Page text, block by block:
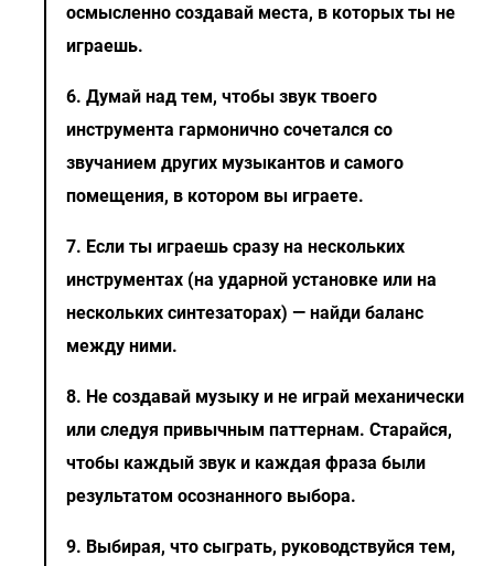
осмысленно создавай места, в которых ты не
играешь.
6. Думай над тем, чтобы звук твоего
инструмента гармонично сочетался со
звучанием других музыкантов и самого
помещения, в котором вы играете.
7. Если ты играешь сразу на нескольких
инструментах (на ударной установке или на
нескольких синтезаторах) — найди баланс
между ними.
8. Не создавай музыку и не играй механически
или следуя привычным паттернам. Старайся,
чтобы каждый звук и каждая фраза были
результатом осознанного выбора.
9. Выбирая, что сыграть, руководствуйся тем,